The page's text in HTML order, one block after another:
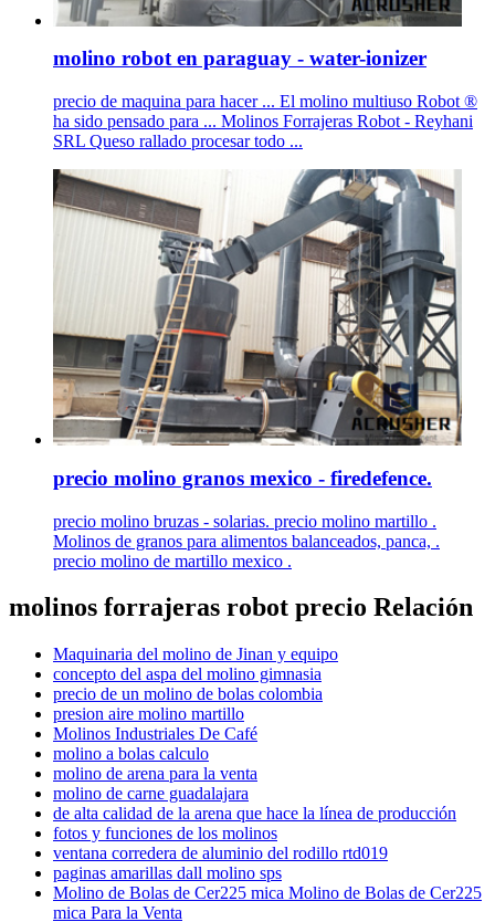
molino robot en paraguay - water-ionizer
precio de maquina para hacer ... El molino multiuso Robot ®
ha sido pensado para ... Molinos Forrajeras Robot - Reyhani
SRL Queso rallado procesar todo ...
precio molino granos mexico - firedefence.
precio molino bruzas - solarias. precio molino martillo .
Molinos de granos para alimentos balanceados, panca, .
precio molino de martillo mexico .
molinos forrajeras robot precio Relación
Maquinaria del molino de Jinan y equipo
concepto del aspa del molino gimnasia
precio de un molino de bolas colombia
presion aire molino martillo
Molinos Industriales De Café
molino a bolas calculo
molino de arena para la venta
molino de carne guadalajara
de alta calidad de la arena que hace la línea de producción
fotos y funciones de los molinos
ventana corredera de aluminio del rodillo rtd019
paginas amarillas dall molino sps
Molino de Bolas de Cer225 mica Molino de Bolas de Cer225
mica Para la Venta